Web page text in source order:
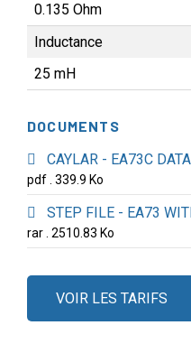
0.135 Ohm
Inductance
25 mH
DOCUMENTS
CAYLAR - EA73C
pdf . 339.9 Ko
STEP FILE - EA73
rar . 2510.83 Ko
VOIR LES TARIFS